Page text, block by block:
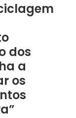
dos
a
os